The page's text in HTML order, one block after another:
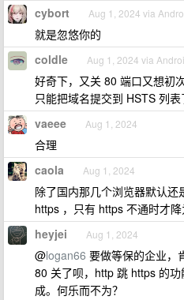
cybort Aug 1, 2024 via
就是忽悠你的
coldle Aug 1, 2024 via
好奇下，又关 80 端口又想初
只能把域名提交到 HSTS 列表
vaeee Aug 1, 2024
合理
caola Aug 1, 2024
除了国内那几个浏览器默认
https ，只有 https 不通时才
heyjei Aug 1, 2024
@logan66 要做等保的企业，
80 关了呗，http 跳 https 的
成。何乐而不为？